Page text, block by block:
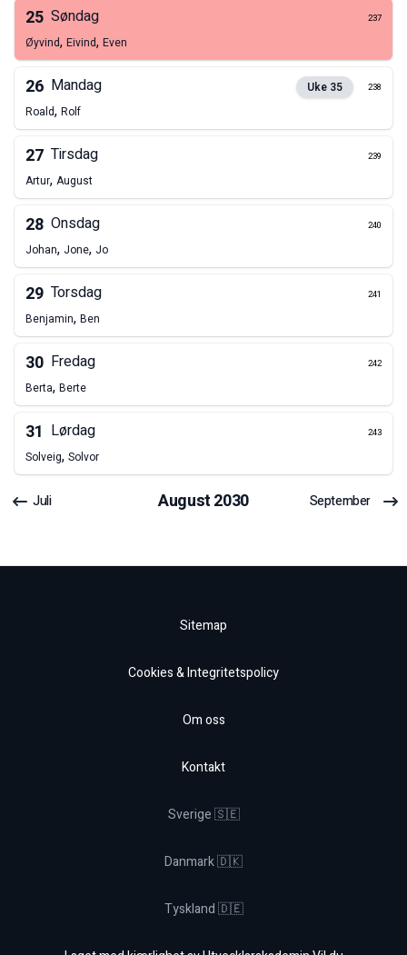
25 Søndag 237
Øyvind, Eivind, Even
26 Mandag Uke 35 238
Roald, Rolf
27 Tirsdag 239
Artur, August
28 Onsdag 240
Johan, Jone, Jo
29 Torsdag 241
Benjamin, Ben
30 Fredag 242
Berta, Berte
31 Lørdag 243
Solveig, Solvor
Juli August2030 September
Sitemap
Cookies & Integritetspolicy
Om oss
Kontakt
Sverige 🇸🇪
Danmark 🇩🇰
Tyskland 🇩🇪